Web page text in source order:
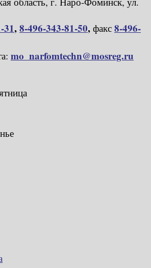
31,8-496-343-81-50, факс 8-496-
mo_narfomtechn@mosreg.ru